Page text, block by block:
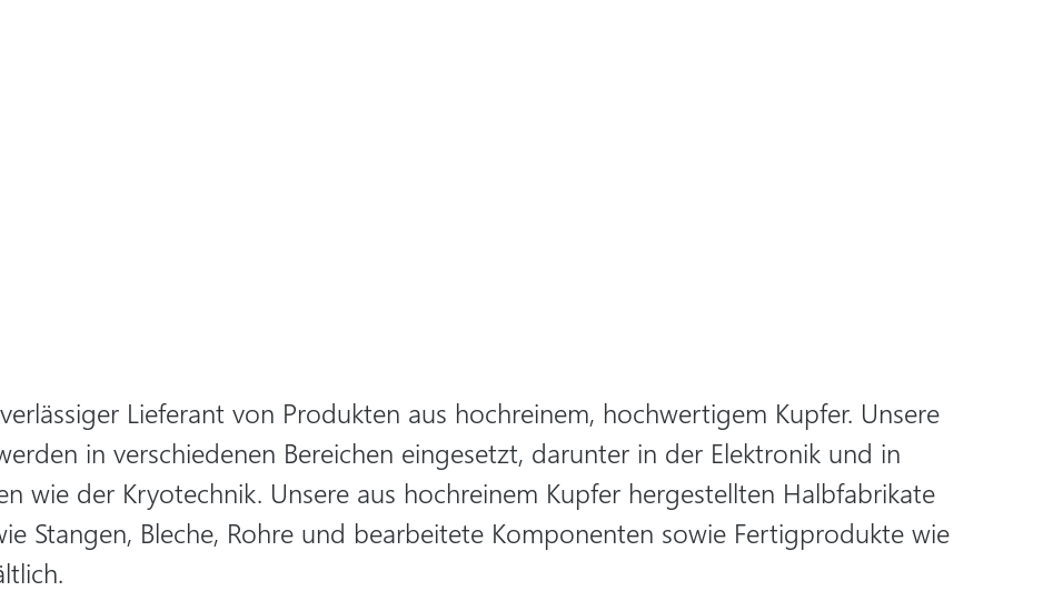
Lieferant von Produkten aus hochreinem, hochwertigem Kupfer. Unsere
in verschiedenen Bereichen eingesetzt, darunter in der Elektronik und in
wie der Kryotechnik. Unsere aus hochreinem Kupfer hergestellten Halbfabrikate
Stangen, Bleche, Rohre und bearbeitete Komponenten sowie Fertigprodukte wie